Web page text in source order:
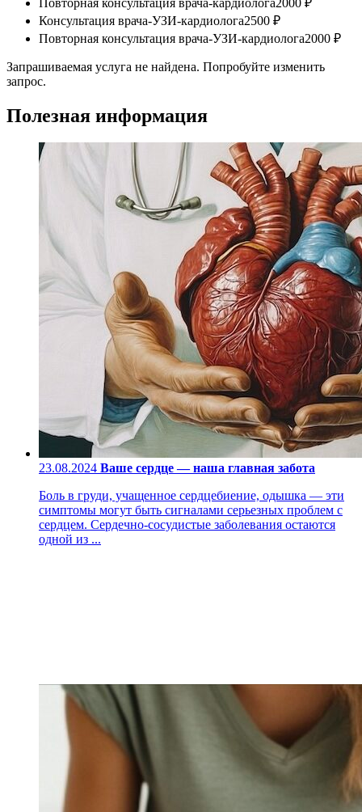
Консультация врача-УЗИ-кардиолога2500 ₽
Повторная консультация врача-УЗИ-кардиолога2000 ₽
Запрашиваемая услуга не найдена. Попробуйте изменить
запрос.
Полезная информация
23.08.2024 Ваше сердце — наша главная забота
Боль в груди, учащенное сердцебиение, одышка — эти
симптомы могут быть сигналами серьезных проблем с
сердцем. Сердечно-сосудистые заболевания остаются
одной из ...